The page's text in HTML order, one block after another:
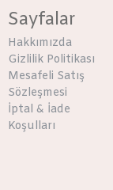
Sayfalar
Hakkımızda
Gizlilik Politikası
Mesafeli Satış
Sözleşmesi
İptal & İade
Koşulları